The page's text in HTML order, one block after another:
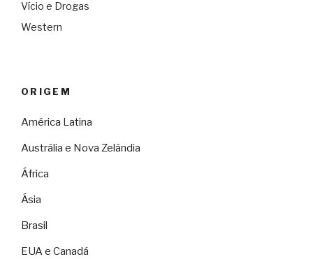
Vício e Drogas
Western
ORIGEM
América Latina
Austrália e Nova Zelândia
África
Ásia
Brasil
EUA e Canadá